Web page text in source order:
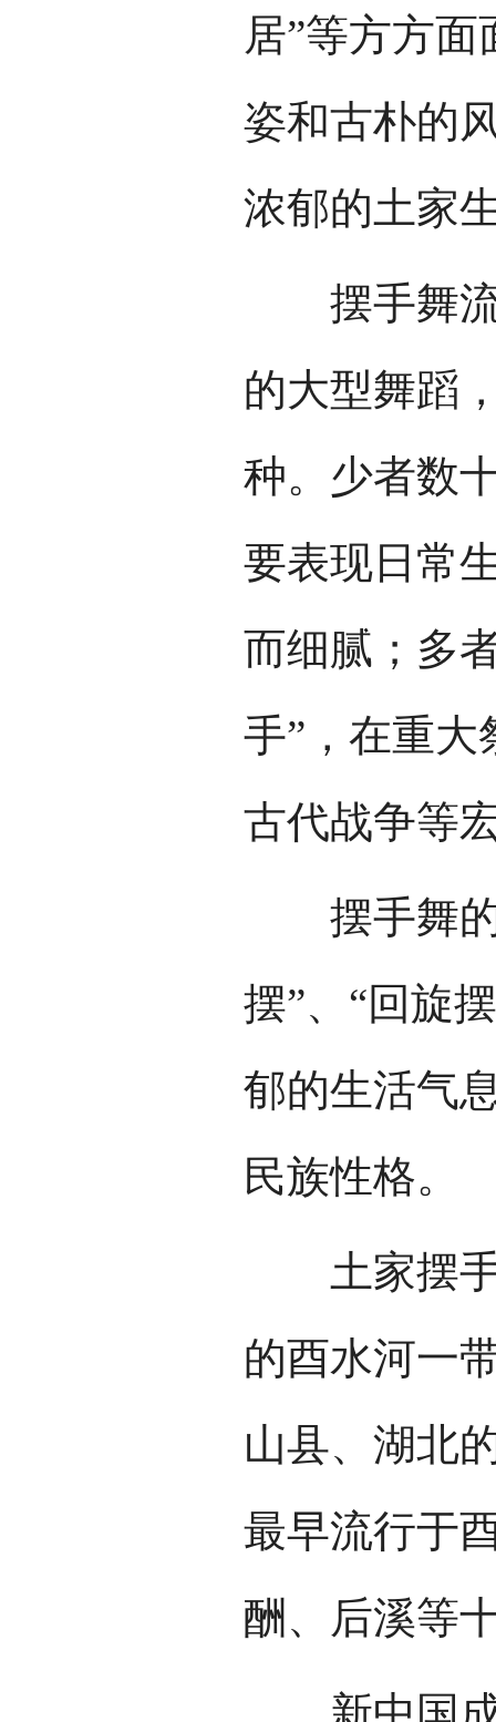
居”等方方
姿和古朴的
浓郁的土家
摆手舞流
的大型舞蹈
种。少者数
要表现日常
而细腻；多
手”，在重
古代战争等
摆手舞的
摆”、“回旋
郁的生活气
民族性格。
土家摆手
的酉水河一
山县、湖北
最早流行于
酬、后溪等